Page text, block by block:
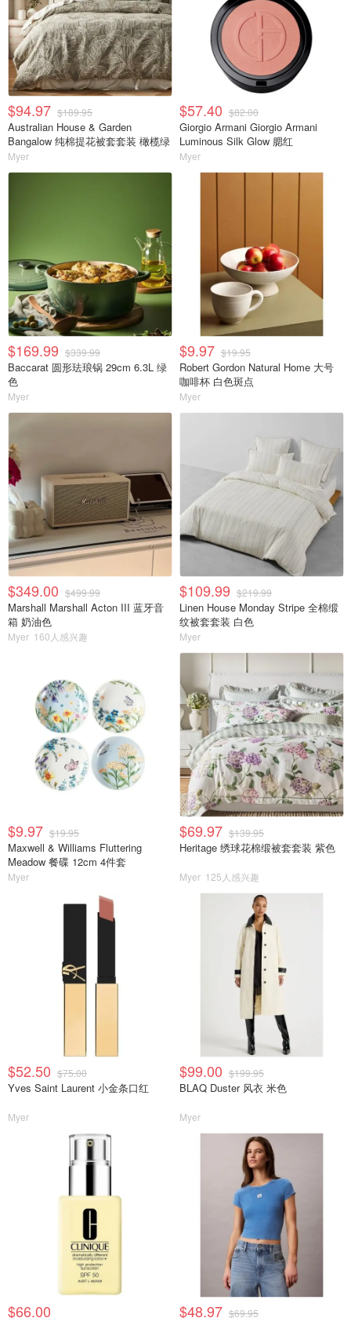
$94.97 $189.95
Australian House & Garden
Bangalow 纯棉提花被套套装 橄榄绿
Myer
$57.40 $82.00
Giorgio Armani Giorgio Armani
Luminous Silk Glow 腮红
Myer
$169.99 $339.99
Baccarat 圆形珐琅锅 29cm 6.3L 绿
色
Myer
$9.97 $19.95
Robert Gordon Natural Home 大号
咖啡杯 白色斑点
Myer
$349.00 $499.99
Marshall Marshall Acton III 蓝牙音
箱 奶油色
Myer 160人感兴趣
$109.99 $219.99
Linen House Monday Stripe 全棉缎
纹被套套装 白色
Myer
$9.97 $19.95
Maxwell & Williams Fluttering
Meadow 餐碟 12cm 4件套
Myer
$69.97 $139.95
Heritage 绣球花棉缎被套套装 紫色
Myer 125人感兴趣
$52.50 $75.00
Yves Saint Laurent 小金条口红
Myer
$99.00 $199.95
BLAQ Duster 风衣 米色
Myer
$66.00 $48.97 $69.95